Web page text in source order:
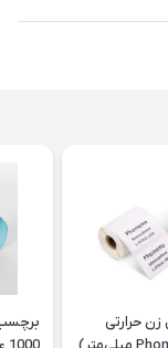
زن حرارتی